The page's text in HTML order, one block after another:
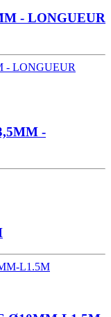
- LONGUEUR
-